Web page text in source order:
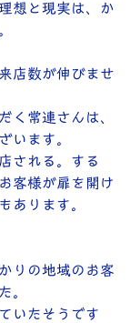
想と現実は、か
店数が伸びませ
く常連さんは、
います。
される。する
客様が扉を開け
あります。
りの地域のお客
。
いたそうです